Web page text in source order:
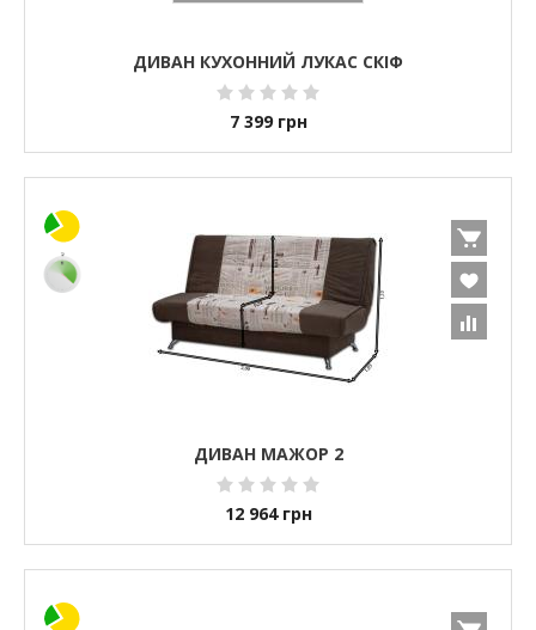
ДИВАН КУХОННИЙ ЛУКАС СКІФ
7 399 грн
ДИВАН МАЖОР 2
12 964 грн